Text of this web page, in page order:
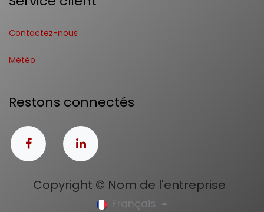
Contactez-nous
Météo
Restons connectés
Copyright © Nom de l'entreprise
Français